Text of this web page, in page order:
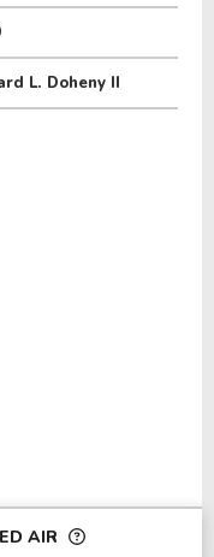
L. Doheny II
AIR